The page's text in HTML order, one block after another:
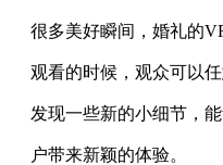
很多美好瞬间，婚礼的
观看的时候，观众可以
发现一些新的小细节，
户带来新颖的体验。